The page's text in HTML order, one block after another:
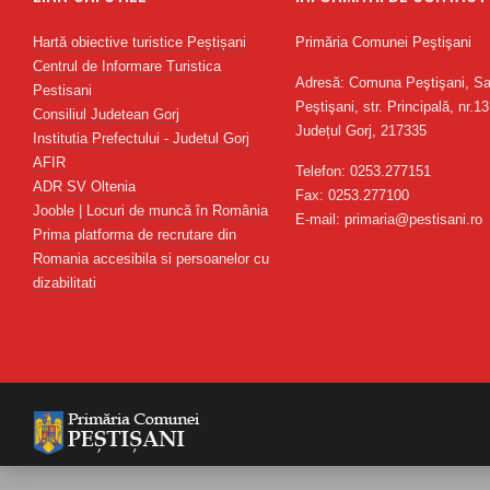
Hartă obiective turistice Peștișani
Centrul de Informare Turistica
Pestisani
Consiliul Judetean Gorj
Institutia Prefectului - Judetul Gorj
AFIR
ADR SV Oltenia
Jooble | Locuri de muncă în România
Prima platforma de recrutare din
Romania accesibila si persoanelor cu
dizabilitati
Primăria Comunei Peştişani
Adresă: Comuna Peştişani,
Peştişani, str. Principală,
Județul Gorj, 217335
Telefon: 0253.277151
Fax: 0253.277100
E-mail: primaria@pestisani.ro